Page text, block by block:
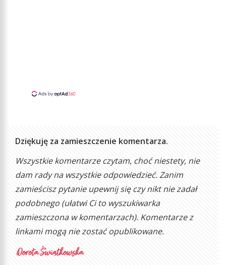
Dziękuję za zamieszczenie komentarza.
Wszystkie komentarze czytam, choć niestety, nie
dam rady na wszystkie odpowiedzieć. Zanim
zamieścisz pytanie upewnij się czy nikt nie zadał
podobnego (ułatwi Ci to wyszukiwarka
zamieszczona w komentarzach). Komentarze z
linkami mogą nie zostać opublikowane.